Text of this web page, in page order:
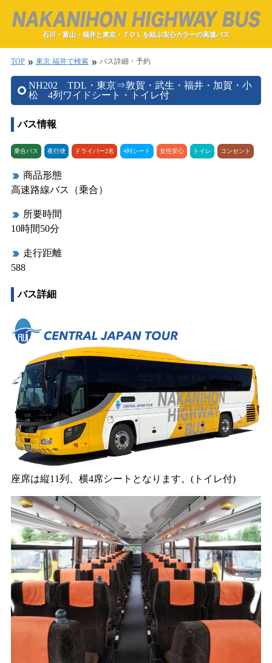
石川・富山・福井と東京・ＴＤＬを結ぶ安心カラーの高速バス
TOP double_arrow 東京 福井で検索 double_arrow バス詳細・予約
NH202 TDL・東京⇒敦賀・武生・福井・加賀・小
松 4列ワイドシート・トイレ付
バス情報
乗合バス 夜行便 ドライバー2名 4列シート 女性安心 トイレ コンセント
label_important 商品形態
高速路線バス（乗合）
label_important 所要時間
10時間50分
label_important 走行距離
588
バス詳細
座席は縦11列、横4席シートとなります。(トイレ付)